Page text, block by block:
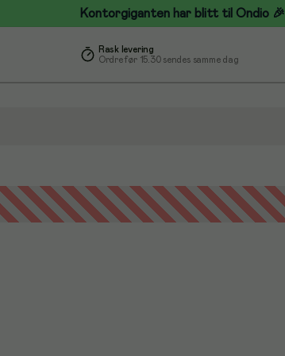
Kontorgiganten har blitt til Ondio 🎉
Rask levering
Ordre før 15.30 sendes samme dag